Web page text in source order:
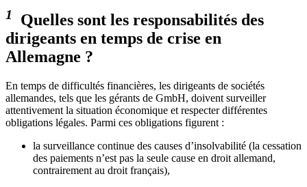
1
Quelles sont les responsabilités des
dirigeants en temps de crise en
Allemagne ?
En temps de difficultés financières, les dirigeants de sociétés
allemandes, tels que les gérants de GmbH, doivent surveiller
attentivement la situation économique et respecter différentes
obligations légales. Parmi ces obligations figurent :
la surveillance continue des causes d’insolvabilité (la cessation
des paiements n’est pas la seule cause en droit allemand,
contrairement au droit français),